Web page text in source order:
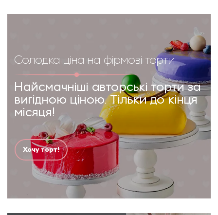
Солодка ціна на фірмові торти
Найсмачніші авторські торти за
вигідною ціною. Тільки до кінця
місяця!
Хочу торт!